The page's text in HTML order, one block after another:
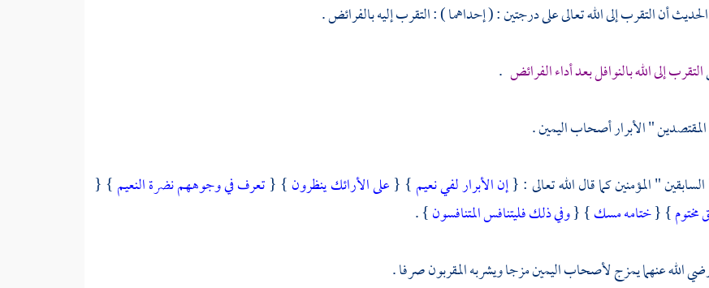
أن التقرب إلى الله تعالى على درجتين : ( إحداهما ) : التقرب إليه بالفرائض .
التقرب إلى الله بالنوافل بعد أداء الفرائض .
" الأبرار أصحاب اليمين .
" المؤمنين كما قال الله تعالى : {إن الأبرار لفي نعيم} {على الأرائك ينظرون} {تعرف في وجوههم نضرة النعيم} {
} {ختامه مسك} {وفي ذلك فليتنافس المتنافسون} .
الله عنهما يمزج لأصحاب اليمين مزجا ويشربه المقربون صرفا .